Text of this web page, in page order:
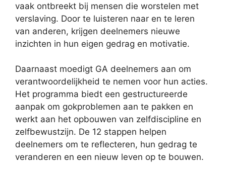
vaak ontbreekt bij mensen die worstelen met
verslaving. Door te luisteren naar en te leren
van anderen, krijgen deelnemers nieuwe
inzichten in hun eigen gedrag en motivatie.
Daarnaast moedigt GA deelnemers aan om
verantwoordelijkheid te nemen voor hun acties.
Het programma biedt een gestructureerde
aanpak om gokproblemen aan te pakken en
werkt aan het opbouwen van zelfdiscipline en
zelfbewustzijn. De 12 stappen helpen
deelnemers om te reflecteren, hun gedrag te
veranderen en een nieuw leven op te bouwen.